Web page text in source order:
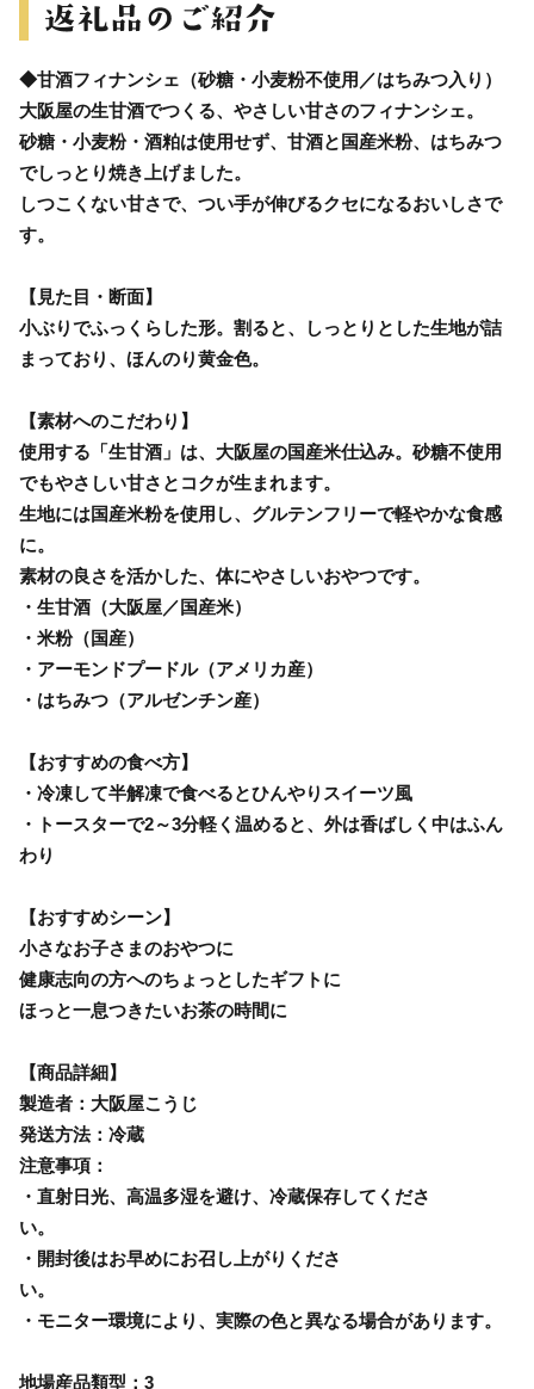
◆甘酒フィナンシェ（砂糖・小麦粉不使用／はちみつ入り）
大阪屋の生甘酒でつくる、やさしい甘さのフィナンシェ。
砂糖・小麦粉・酒粕は使用せず、甘酒と国産米粉、はちみつ
でしっとり焼き上げました。
しつこくない甘さで、つい手が伸びるクセになるおいしさで
す。
【見た目・断面】
小ぶりでふっくらした形。割ると、しっとりとした生地が詰
まっており、ほんのり黄金色。
【素材へのこだわり】
使用する「生甘酒」は、大阪屋の国産米仕込み。砂糖不使用
でもやさしい甘さとコクが生まれます。
生地には国産米粉を使用し、グルテンフリーで軽やかな食感
に。
素材の良さを活かした、体にやさしいおやつです。
・生甘酒（大阪屋／国産米）
・米粉（国産）
・アーモンドプードル（アメリカ産）
・はちみつ（アルゼンチン産）
【おすすめの食べ方】
・冷凍して半解凍で食べるとひんやりスイーツ風
・トースターで2～3分軽く温めると、外は香ばしく中はふん
わり
【おすすめシーン】
小さなお子さまのおやつに
健康志向の方へのちょっとしたギフトに
ほっと一息つきたいお茶の時間に
【商品詳細】
製造者：大阪屋こうじ
発送方法：冷蔵
注意事項：
・直射日光、高温多湿を避け、冷蔵保存してくださ
い。
・開封後はお早めにお召し上がりくださ
い。
・モニター環境により、実際の色と異なる場合があります。
地場産品類型：3